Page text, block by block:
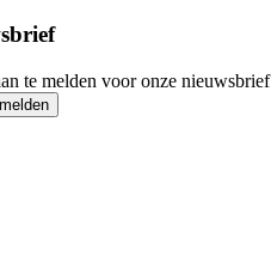
te melden voor onze nieuwsbrief